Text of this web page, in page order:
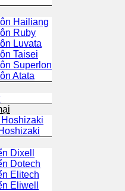
Hailiang
Ruby
Luvata
Taisei
Superlon
Atata
Dixell
Dotech
Elitech
Eliwell